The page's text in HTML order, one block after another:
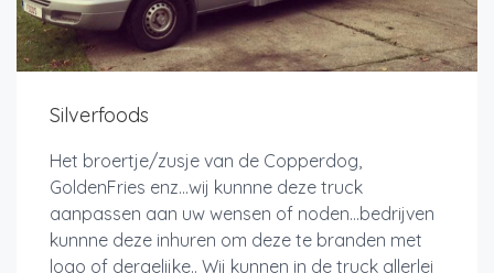
Silverfoods
Het broertje/zusje van de Copperdog,
GoldenFries enz...wij kunnne deze truck
aanpassen aan uw wensen of noden...bedrijven
kunnne deze inhuren om deze te branden met
logo of dergelijke.. Wij kunnen in de truck allerlei